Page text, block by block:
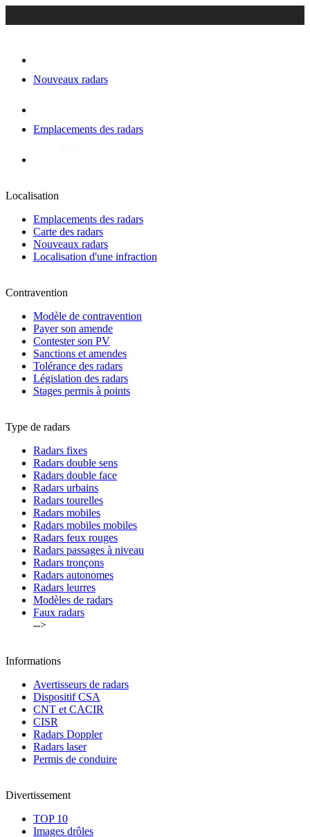
Nouveaux radars
Emplacements des radars
Localisation
Emplacements des radars
Carte des radars
Nouveaux radars
Localisation d'une infraction
Contravention
Modèle de contravention
Payer son amende
Contester son PV
Sanctions et amendes
Tolérance des radars
Législation des radars
Stages permis à points
Type de radars
Radars fixes
Radars double sens
Radars double face
Radars urbains
Radars tourelles
Radars mobiles
Radars mobiles mobiles
Radars feux rouges
Radars passages à niveau
Radars tronçons
Radars autonomes
Radars leurres
Modèles de radars
Faux radars
-->
Informations
Avertisseurs de radars
Dispositif CSA
CNT et CACIR
CISR
Radars Doppler
Radars laser
Permis de conduire
Divertissement
TOP 10
Images drôles